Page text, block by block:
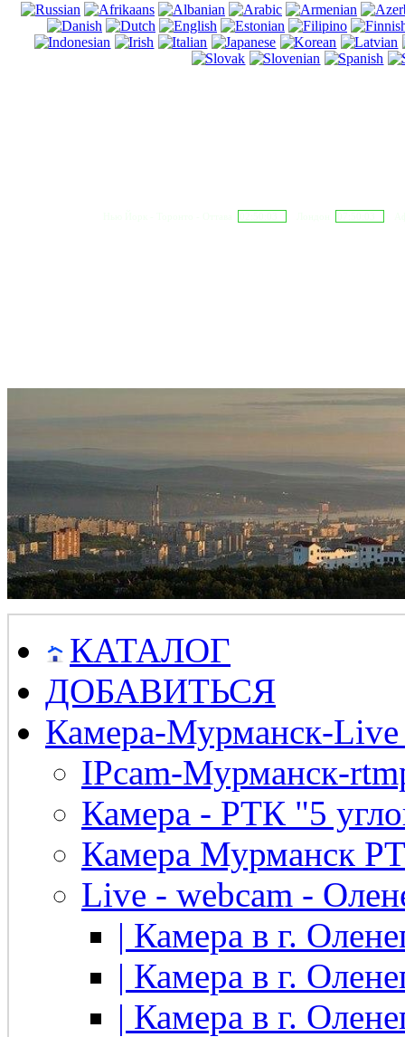
КАТАЛОГ
ДОБАВИТЬСЯ
Камера-Мурманск-
IPcam-Мурманск-
Камера - РТК "5
Камера Мурманск
Live - webcam -
| Камера в г.
| Камера в г.
| Камера в г.